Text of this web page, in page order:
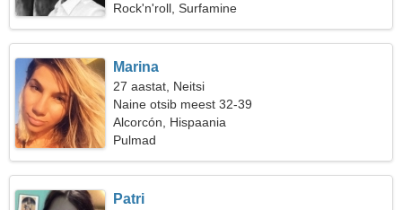
Rock'n'roll, Surfamine
Marina
27 aastat, Neitsi
Naine otsib meest 32-39
Alcorcón, Hispaania
Pulmad
Patri